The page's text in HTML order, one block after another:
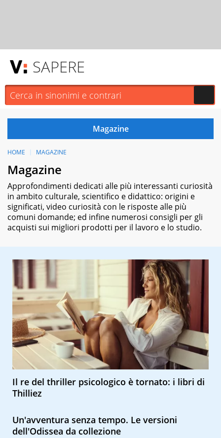
SAPERE
HOME MAGAZINE
Magazine
Approfondimenti dedicati alle più interessanti curiosità
in ambito culturale, scientifico e didattico: origini e
significati, video curiosità con le risposte alle più
comuni domande; ed infine numerosi consigli per gli
acquisti sui migliori prodotti per il lavoro e lo studio.
Il re del thriller psicologico è tornato: i libri di
Thilliez
Un'avventura senza tempo. Le versioni
dell'Odissea da collezione